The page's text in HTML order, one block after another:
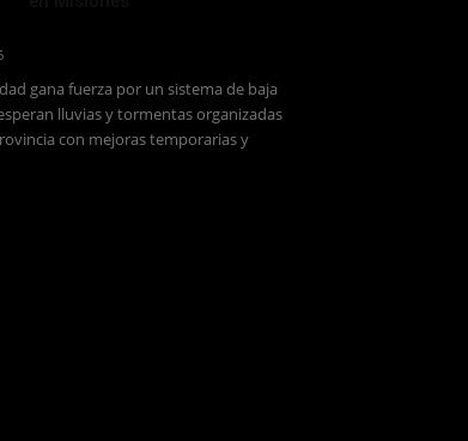
gana fuerza por un sistema de baja
lluvias y tormentas organizadas
con mejoras temporarias y